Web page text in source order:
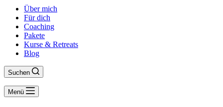
Über mich
Für dich
Coaching
Pakete
Kurse & Retreats
Blog
Suchen
Menü